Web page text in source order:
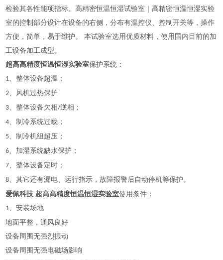
检验其各性能项指标。高精密恒温恒湿试验室｜高精密恒温恒湿实验
室的控制部分设计在设备的右侧，分布有温控仪、控制开关等，操作
方便，简单，易于维护。
本试验室选用优质材料，使用国内目前的加
工设备加工成型。
超高高精度恒温恒湿实验室保护系统：
1、整体设备超温；
2、风机过热保护
3、整体设备欠相/逆相；
4、制冷系统过载；
5、制冷机组超压；
6、加湿系统缺水保护；
7、整体设备定时；
8、其它还有漏电、运行指示，故障报警后自动停机等保护。
爱佩科技 超高高精度恒温恒湿实验室使用条件：
1、安装场地
地面平整，通风良好
设备周围无强烈振动
设备周围无强电磁场影响